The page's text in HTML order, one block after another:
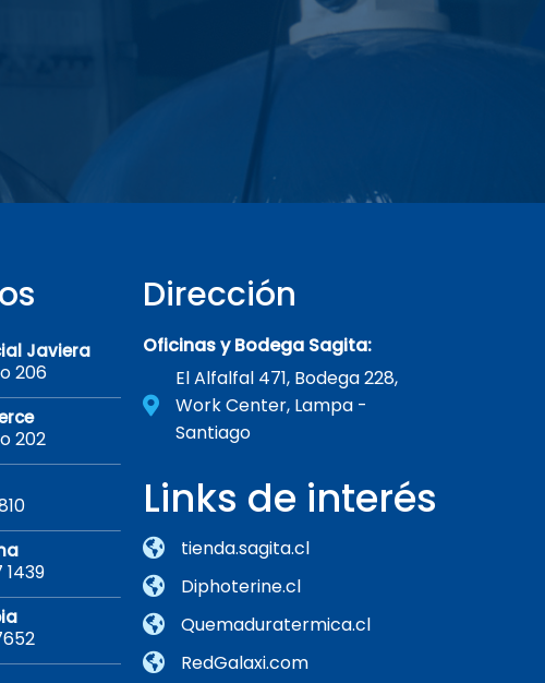
Javiera
206
202
1439
Dirección
Oficinas y Bodega Sagita:
El Alfalfal 471, Bodega 228,
Work Center, Lampa -
Santiago
Links de interés
tienda.sagita.cl
Diphoterine.cl
Quemaduratermica.cl
RedGalaxi.com